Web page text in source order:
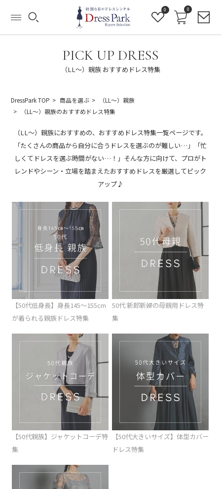
0 0
PICK UP DRESS
（LL～）親族 おすすめドレス特集
DressPark TOP 商品を選ぶ
（LL～）親族
（LL～）親族のおすすめドレス特集
（LL～）親族におすすめの、おすすめドレス特集一覧ページです。
「たくさんの商品から自分に合うドレスを選ぶのが難しい…」「忙
しくてドレスを選ぶ時間がない…！」そんな方に向けて、プロがト
レンドやシーン・立場を踏まえたおすすめドレスを厳選してピック
アップ♪
【50代低身長】身長145～155cm
が着られる親族ドレス特集
50代 新郎新婦の母親用ドレス特
集
【50代親族】ジャケットコーデ特
集
【50代大きいサイズ】体型カバー
ドレス特集